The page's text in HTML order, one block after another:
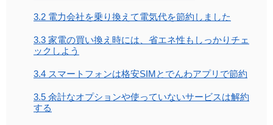
3.2 電力会社を乗り換えて電気代を節約しました
3.3 家電の買い換え時には、省エネ性もしっかりチェ
ックしよう
3.4 スマートフォンは格安SIMとでんわアプリで節約
3.5 余計なオプションや使っていないサービスは解約
する